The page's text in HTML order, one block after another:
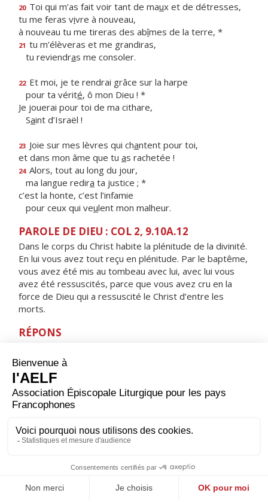
20 Toi qui m’as fait voir tant de maux et de détresses,
tu me feras vivre à nouveau,
à nouveau tu me tireras des abîmes de la terre, *
21 tu m’élèveras et me grandiras,
tu reviendras me consoler.
22 Et moi, je te rendrai grâce sur la harpe
pour ta vérité, ô mon Dieu ! *
Je jouerai pour toi de ma cithare,
Saint d’Israël !
23 Joie sur mes lèvres qui chantent pour toi,
et dans mon âme que tu as rachetée !
24 Alors, tout au long du jour,
ma langue redira ta justice ; *
c’est la honte, c’est l’infamie
pour ceux qui veulent mon malheur.
PAROLE DE DIEU : COL 2, 9.10A.12
Dans le corps du Christ habite la plénitude de la divinité.
En lui vous avez tout reçu en plénitude. Par le baptême,
vous avez été mis au tombeau avec lui, avec lui vous
avez été ressuscités, parce que vous avez cru en la
force de Dieu qui a ressuscité le Christ d’entre les
morts.
RÉPONS
à la vue du Seigneur, alléluia.
ORAISON
Dieu qui montres aux égarés la lumière de ta vérité
pour qu’ils puissent reprendre le bon che­min, donne à
est indigne de ce nom et de rechercher ce qui lui fait